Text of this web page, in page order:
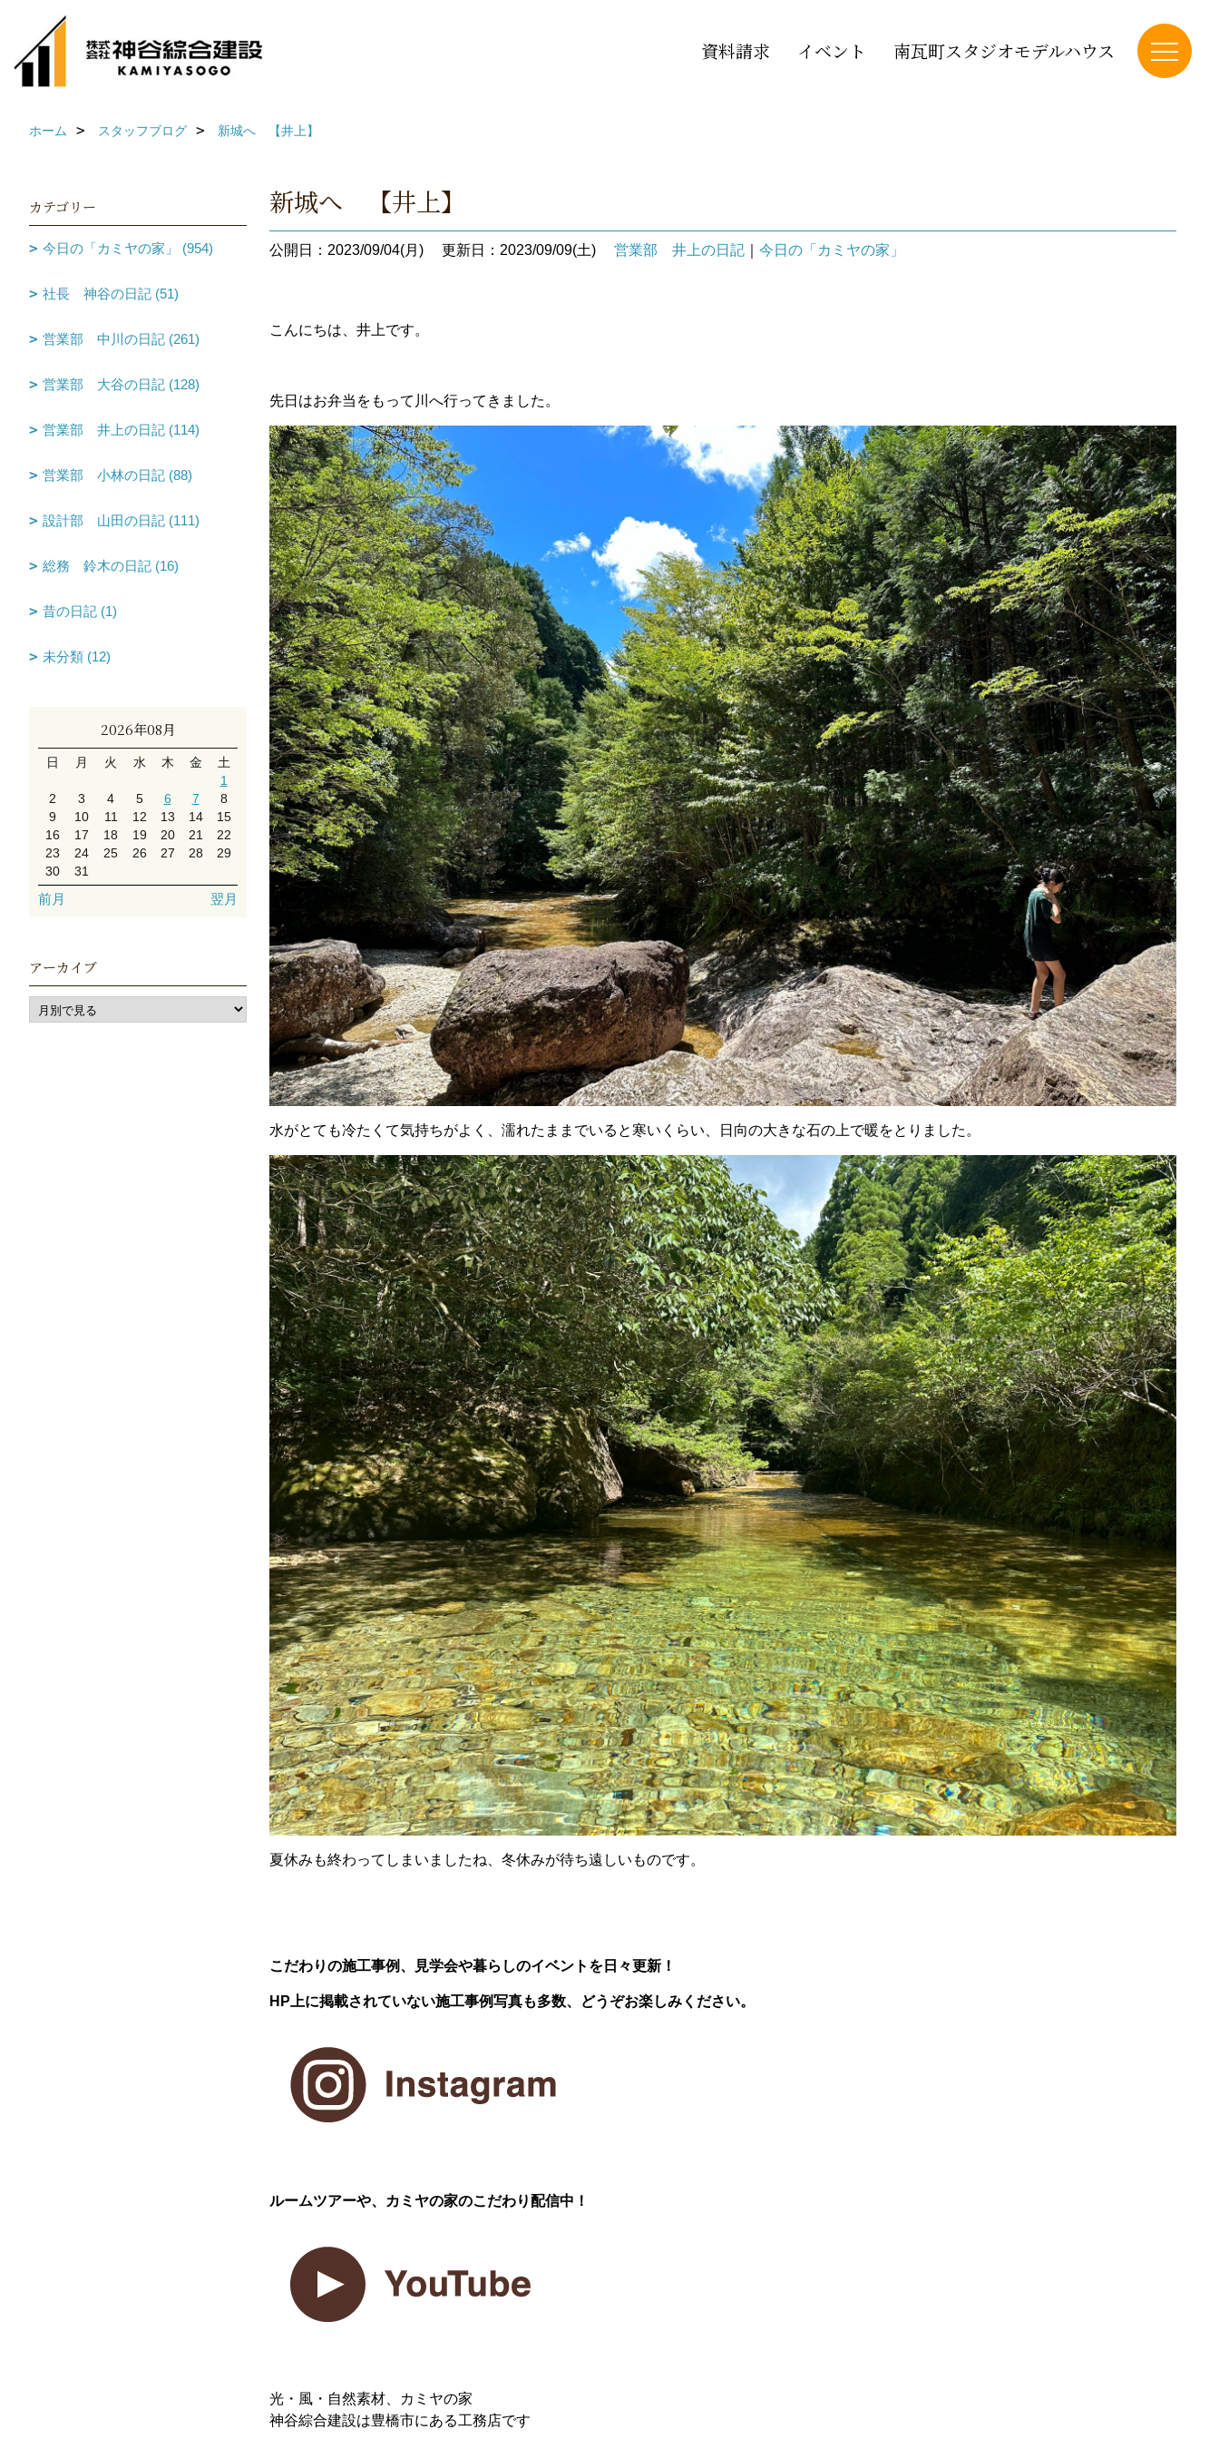
資料請求 イベント 南瓦町スタジオモデルハウス
ホーム スタッフブログ 新城へ 【井上】
新城へ 【井上】
公開日：2023/09/04(月) 更新日：2023/09/09(土) 営業部 井上の日記 今日の「カミヤの家」
こんにちは、井上です。
先日はお弁当をもって川へ行ってきました。
水がとても冷たくて気持ちがよく、濡れたままでいると寒いくらい、日向の大きな石の上で暖をとりました。
夏休みも終わってしまいましたね、冬休みが待ち遠しいものです。
こだわりの施工事例、見学会や暮らしのイベントを日々更新！
HP上に掲載されていない施工事例写真も多数、どうぞお楽しみください。
ルームツアーや、カミヤの家のこだわり配信中！
光・風・自然素材、カミヤの家
神谷綜合建設は豊橋市にある工務店です
カテゴリー
今日の「カミヤの家」 (954)
社長 神谷の日記 (51)
営業部 中川の日記 (261)
営業部 大谷の日記 (128)
営業部 井上の日記 (114)
営業部 小林の日記 (88)
設計部 山田の日記 (111)
総務 鈴木の日記 (16)
昔の日記 (1)
未分類 (12)
2026年08月
日 月 火 水 木 金
土
1
2
3 4 5 6 7
8
9
10 11 12 13 14
15
16
17 18 19 20 21
22
23
24 25 26 27 28
29
30
31
前月 翌月
アーカイブ